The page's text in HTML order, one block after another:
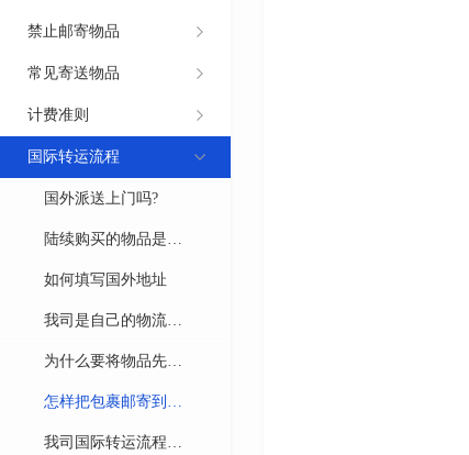
禁止邮寄物品
常见寄送物品
计费准则
国际转运流程
国外派送上门吗?
陆续购买的物品是一
次寄送，还是分批寄
送?
如何填写国外地址
我司是自己的物流渠
道还是发其他公司的
渠道？
为什么要将物品先邮
寄到仓库再寄出？
怎样把包裹邮寄到我
司仓库
我司国际转运流程是